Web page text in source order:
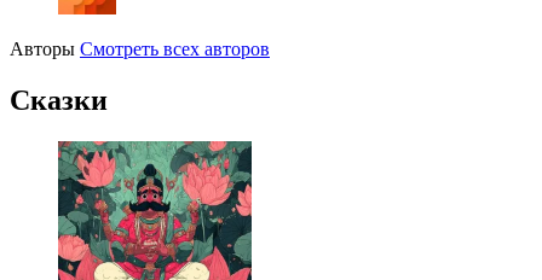
Авторы Смотреть всех авторов
Сказки